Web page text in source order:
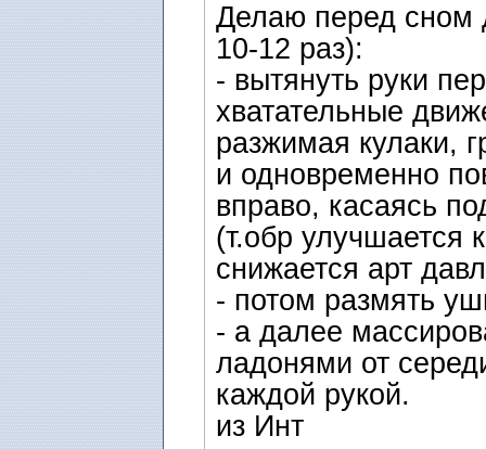
Делаю перед сном
10-12 раз):
- вытянуть руки
хватательные
разжимая кулаки,
и одновременно
вправо, касаясь
(т.обр улучшается
снижается арт
- потом размять
- а далее
ладонями от
каждой рукой.
из Инт